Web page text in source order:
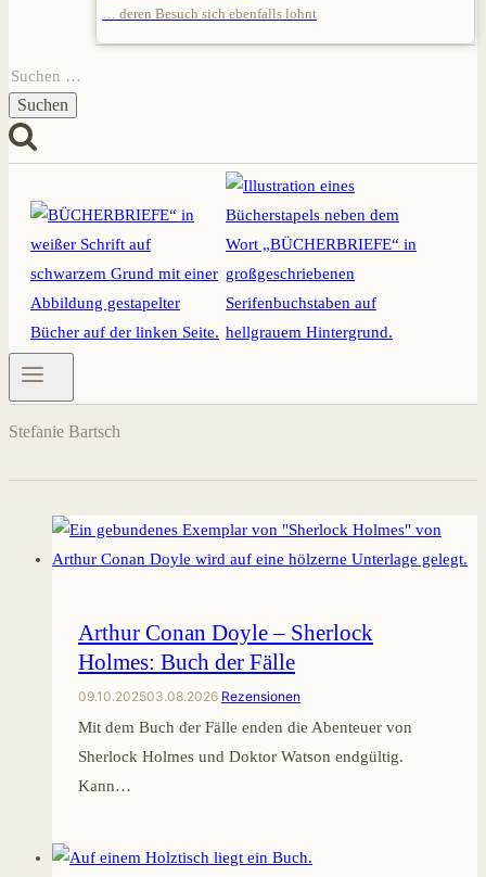
… deren Besuch sich ebenfalls lohnt
Suchen
nach:
Stefanie Bartsch
Arthur Conan Doyle – Sherlock
Holmes: Buch der Fälle
09.10.202503.08.2026 Rezensionen
Mit dem Buch der Fälle enden die Abenteuer von
Sherlock Holmes und Doktor Watson endgültig.
Kann…